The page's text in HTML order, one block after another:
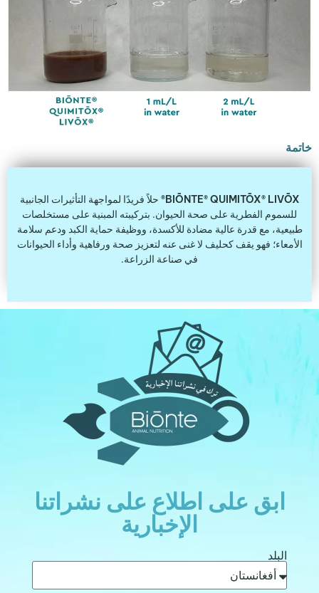
خاتمة
BIŌNTE® QUIMITŌX® LIVŌX®
حلاً فريدًا لمواجهة التأثيرات الجانبية
للسموم الفطرية على صحة الحيوان. بتركيبته المبنية على مستخلصات
طبيعية، مع قدرة عالية مضادة للأكسدة، ووظيفة حماية الكبد ودعم سلامة
الأمعاء؛ فهو يقف كحليف لا غنى عنه لتعزيز صحة ورفاهية وأداء الحيوانات
في صناعة الزراعة.
ابق على اطلاع على نشراتنا
الإخبارية
البلد